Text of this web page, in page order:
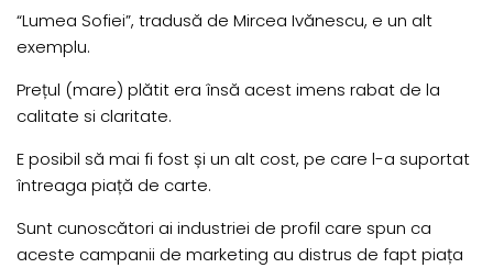
“Lumea Sofiei”, tradusă de Mircea Ivănescu, e un alt
exemplu.
Prețul (mare) plătit era însă acest imens rabat de la
calitate si claritate.
E posibil să mai fi fost și un alt cost, pe care l-a suportat
întreaga piață de carte.
Sunt cunoscători ai industriei de profil care spun ca
aceste campanii de marketing au distrus de fapt piața